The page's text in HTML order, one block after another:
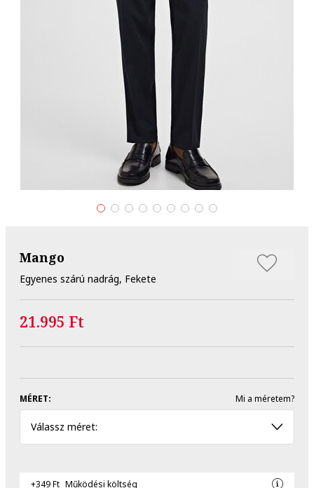
Mango
Egyenes szárú nadrág, Fekete
21.995 Ft
MÉRET: Mi a méretem?
Válassz méret:
+349 Ft Működési költség